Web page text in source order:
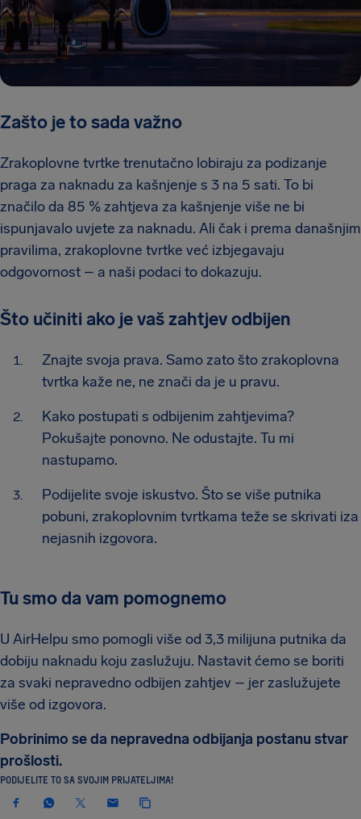
Zašto je to sada važno
Zrakoplovne tvrtke trenutačno lobiraju za podizanje
praga za naknadu za kašnjenje s 3 na 5 sati. To bi
značilo da 85 % zahtjeva za kašnjenje više ne bi
ispunjavalo uvjete za naknadu. Ali čak i prema današnjim
pravilima, zrakoplovne tvrtke već izbjegavaju
odgovornost – a naši podaci to dokazuju.
Što učiniti ako je vaš zahtjev odbijen
Znajte svoja prava. Samo zato što zrakoplovna
tvrtka kaže ne, ne znači da je u pravu.
Kako postupati s odbijenim zahtjevima?
Pokušajte ponovno. Ne odustajte. Tu mi
nastupamo.
Podijelite svoje iskustvo. Što se više putnika
pobuni, zrakoplovnim tvrtkama teže se skrivati iza
nejasnih izgovora.
Tu smo da vam pomognemo
U AirHelpu smo pomogli više od 3,3 milijuna putnika da
dobiju naknadu koju zaslužuju. Nastavit ćemo se boriti
za svaki nepravedno odbijen zahtjev – jer zaslužujete
više od izgovora.
Pobrinimo se da nepravedna odbijanja postanu stvar
prošlosti.
PODIJELITE TO SA SVOJIM PRIJATELJIMA!